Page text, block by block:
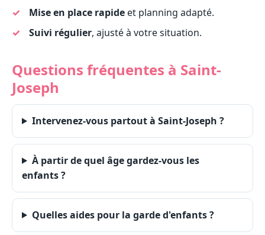
Mise en place rapideet planning adapté.
Suivi régulier, ajusté à votre situation.
Questions fréquentes à Saint-
Joseph
Intervenez-vous partout à Saint-Joseph ?
À partir de quel âge gardez-vous les
enfants ?
Quelles aides pour la garde d'enfants ?